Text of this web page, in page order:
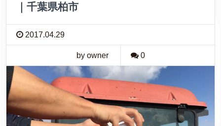
｜千葉県柏市
2017.04.29
by owner 0